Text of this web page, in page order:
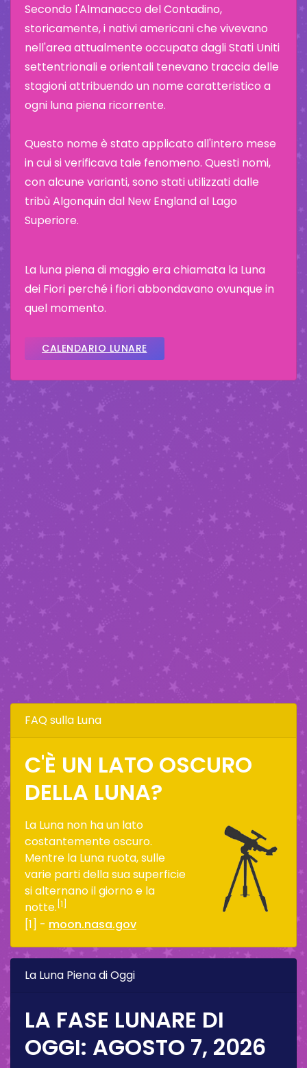
Secondo l'Almanacco del Contadino,
storicamente, i nativi americani che vivevano
nell'area attualmente occupata dagli Stati Uniti
settentrionali e orientali tenevano traccia delle
stagioni attribuendo un nome caratteristico a
ogni luna piena ricorrente.
Questo nome è stato applicato all'intero mese
in cui si verificava tale fenomeno. Questi nomi,
con alcune varianti, sono stati utilizzati dalle
tribù Algonquin dal New England al Lago
Superiore.
La luna piena di maggio era chiamata la Luna
dei Fiori perché i fiori abbondavano ovunque in
quel momento.
CALENDARIO LUNARE
FAQ sulla Luna
C'È UN LATO OSCURO
DELLA LUNA?
La Luna non ha un lato
costantemente oscuro.
Mentre la Luna ruota, sulle
varie parti della sua superficie
si alternano il giorno e la
notte. [1]
[1] - moon.nasa.gov
La Luna Piena di Oggi
LA FASE LUNARE DI
OGGI: AGOSTO 7, 2026